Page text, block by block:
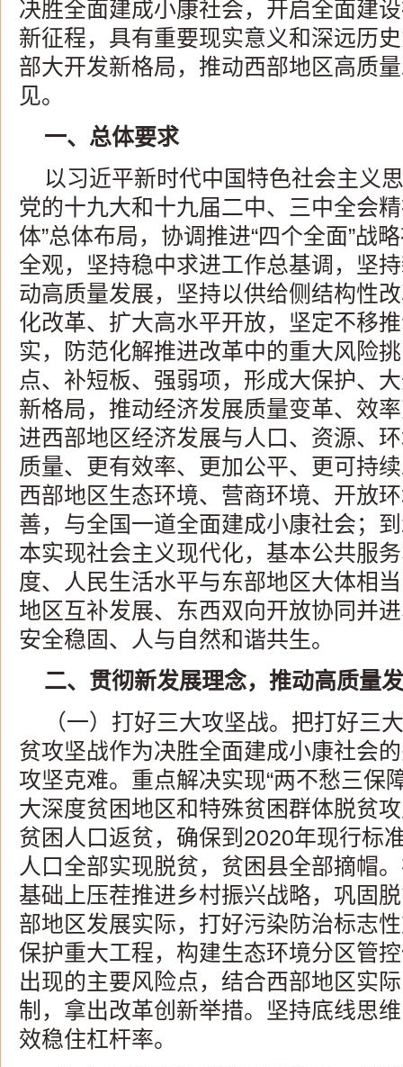
决胜全面建成小康社会，开启全面建
新征程，具有重要现实意义和深远历
部大开发新格局，推动西部地区高质
见。
一、总体要求
以习近平新时代中国特色社会主义
党的十九大和十九届二中、三中全会
体”总体布局，协调推进“四个全面”战
全观，坚持稳中求进工作总基调，坚
动高质量发展，坚持以供给侧结构性
化改革、扩大高水平开放，坚定不移
实，防范化解推进改革中的重大风险
点、补短板、强弱项，形成大保护、
新格局，推动经济发展质量变革、效
进西部地区经济发展与人口、资源、
质量、更有效率、更加公平、更可持
西部地区生态环境、营商环境、开放
善，与全国一道全面建成小康社会；
本实现社会主义现代化，基本公共服
度、人民生活水平与东部地区大体相
地区互补发展、东西双向开放协同并
安全稳固、人与自然和谐共生。
二、贯彻新发展理念，推动高质量
（一）打好三大攻坚战。把打好三
贫攻坚战作为决胜全面建成小康社会
攻坚克难。重点解决实现“两不愁三保
大深度贫困地区和特殊贫困群体脱贫
贫困人口返贫，确保到2020年现行标
人口全部实现脱贫，贫困县全部摘帽
基础上压茬推进乡村振兴战略，巩固
部地区发展实际，打好污染防治标志
保护重大工程，构建生态环境分区管
出现的主要风险点，结合西部地区实
制，拿出改革创新举措。坚持底线思
效稳住杠杆率。